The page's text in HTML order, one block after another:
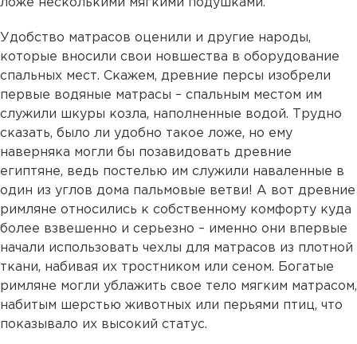
ложе несколькими мягкими подушками.
Удобство матрасов оценили и другие народы,
которые вносили свои новшества в оборудование
спальных мест. Скажем, древние персы изобрели
первые водяные матрасы – спальным местом им
служили шкуры козла, наполненные водой. Трудно
сказать, было ли удобно такое ложе, но ему
наверняка могли бы позавидовать древние
египтяне, ведь постелью им служили наваленные в
один из углов дома пальмовые ветви! А вот древние
римляне относились к собственному комфорту куда
более взвешенно и серьезно – именно они впервые
начали использовать чехлы для матрасов из плотной
ткани, набивая их тростником или сеном. Богатые
римляне могли ублажить свое тело мягким матрасом,
набитым шерстью животных или перьями птиц, что
показывало их высокий статус.